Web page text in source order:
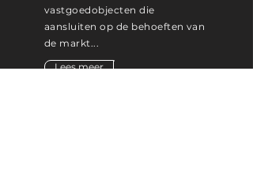
vastgoedobjecten die
aansluiten op de behoeften van
de markt...
Lees meer